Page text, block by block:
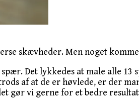
skævheder. Men noget
Det lykkedes at male alle 13
af at de er høvlede, er der
gør vi gerne for et bedre